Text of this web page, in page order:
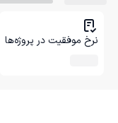
نرخ موفقیت در پروژه‌ها